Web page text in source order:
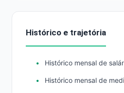
Histórico e trajetória
Histórico mensal de
Histórico mensal de